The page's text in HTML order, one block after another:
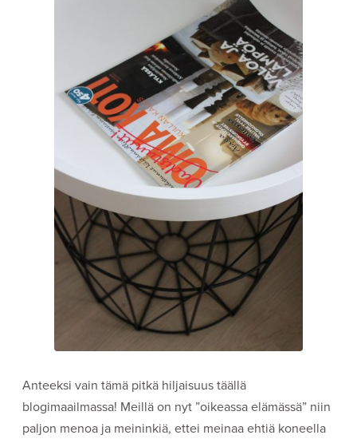
Anteeksi vain tämä pitkä hiljaisuus täällä
blogimaailmassa! Meillä on nyt ”oikeassa elämässä” niin
paljon menoa ja meininkiä, ettei meinaa ehtiä koneella